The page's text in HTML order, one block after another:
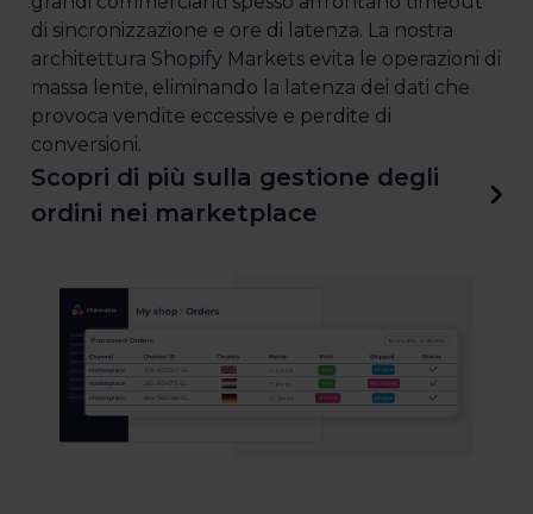
di sincronizzazione e ore di latenza. La nostra
architettura Shopify Markets evita le operazioni di
massa lente, eliminando la latenza dei dati che
provoca vendite eccessive e perdite di
conversioni.
Scopri di più sulla gestione degli
ordini nei marketplace